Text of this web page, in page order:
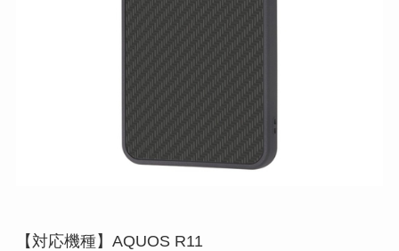
【対応機種】AQUOS R11